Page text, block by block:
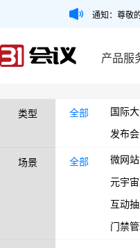
通知：尊敬
产品服
类型 全部 国际
发布会
场景 全部 微网站
元宇
互动
门禁